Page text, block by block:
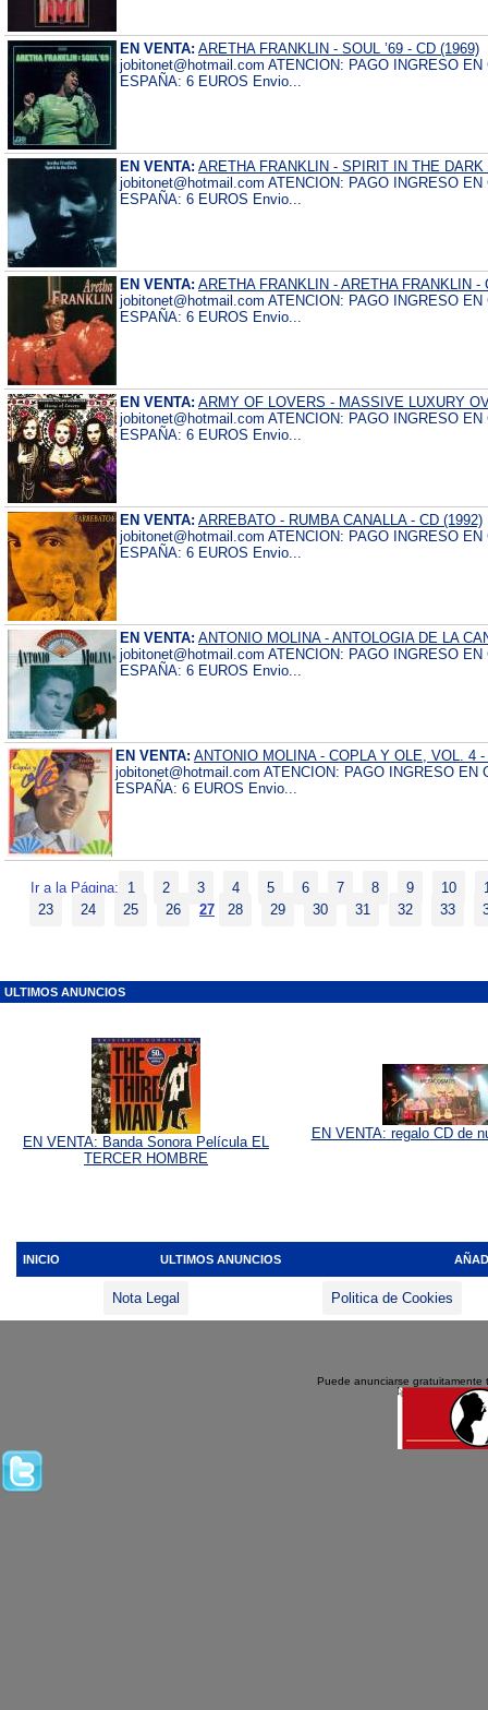
EN VENTA: ARETHA FRANKLIN - SOUL ’69 - CD (1969)
jobitonet@hotmail.com ATENCION: PAGO INGRESO
ESPAÑA: 6 EUROS Envio...
EN VENTA: ARETHA FRANKLIN - SPIRIT IN THE DARK
jobitonet@hotmail.com ATENCION: PAGO INGRESO
ESPAÑA: 6 EUROS Envio...
EN VENTA: ARETHA FRANKLIN - ARETHA FRANKLIN -
jobitonet@hotmail.com ATENCION: PAGO INGRESO
ESPAÑA: 6 EUROS Envio...
EN VENTA: ARMY OF LOVERS - MASSIVE LUXURY
jobitonet@hotmail.com ATENCION: PAGO INGRESO
ESPAÑA: 6 EUROS Envio...
EN VENTA: ARREBATO - RUMBA CANALLA - CD (1992)
jobitonet@hotmail.com ATENCION: PAGO INGRESO
ESPAÑA: 6 EUROS Envio...
EN VENTA: ANTONIO MOLINA - ANTOLOGIA DE LA
jobitonet@hotmail.com ATENCION: PAGO INGRESO
ESPAÑA: 6 EUROS Envio...
EN VENTA: ANTONIO MOLINA - COPLA Y OLE, VOL. 4 -
jobitonet@hotmail.com ATENCION: PAGO INGRESO
ESPAÑA: 6 EUROS Envio...
Ir a la Página: 1 2 3 4 5 6 7 8 9 10
23
24 25 26 27 28 29 30 31 32 33
ULTIMOS ANUNCIOS
EN VENTA: Banda Sonora Película EL
TERCER HOMBRE
EN VENTA: regalo CD de
INICIO ULTIMOS ANUNCIOS
Nota Legal Politica de Cookies
Puede anunciarse